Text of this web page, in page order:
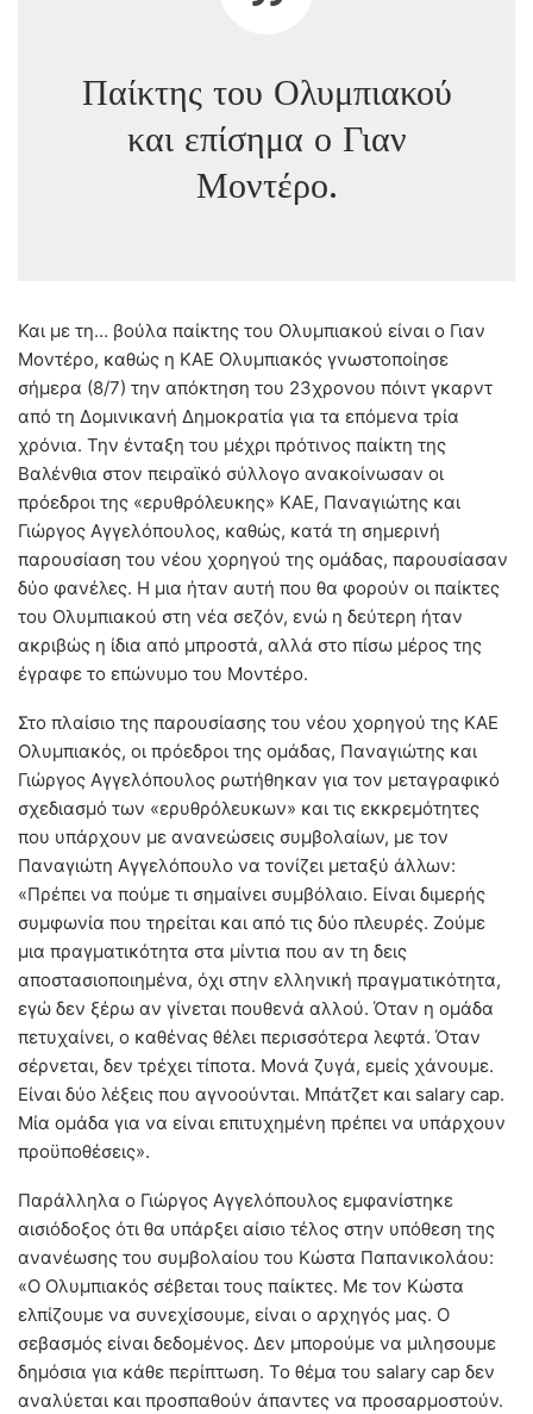
Παίκτης του Ολυμπιακού
και επίσημα ο Γιαν
Μοντέρο.
Και με τη… βούλα παίκτης του Ολυμπιακού είναι ο Γιαν
Μοντέρο, καθώς η ΚΑΕ Ολυμπιακός γνωστοποίησε
σήμερα (8/7) την απόκτηση του 23χρονου πόιντ γκαρντ
από τη Δομινικανή Δημοκρατία για τα επόμενα τρία
χρόνια. Την ένταξη του μέχρι πρότινος παίκτη της
Βαλένθια στον πειραϊκό σύλλογο ανακοίνωσαν οι
πρόεδροι της «ερυθρόλευκης» ΚΑΕ, Παναγιώτης και
Γιώργος Αγγελόπουλος, καθώς, κατά τη σημερινή
παρουσίαση του νέου χορηγού της ομάδας, παρουσίασαν
δύο φανέλες. Η μια ήταν αυτή που θα φορούν οι παίκτες
του Ολυμπιακού στη νέα σεζόν, ενώ η δεύτερη ήταν
ακριβώς η ίδια από μπροστά, αλλά στο πίσω μέρος της
έγραφε το επώνυμο του Μοντέρο.
Στο πλαίσιο της παρουσίασης του νέου χορηγού της ΚΑΕ
Ολυμπιακός, οι πρόεδροι της ομάδας, Παναγιώτης και
Γιώργος Αγγελόπουλος ρωτήθηκαν για τον μεταγραφικό
σχεδιασμό των «ερυθρόλευκων» και τις εκκρεμότητες
που υπάρχουν με ανανεώσεις συμβολαίων, με τον
Παναγιώτη Αγγελόπουλο να τονίζει μεταξύ άλλων:
«Πρέπει να πούμε τι σημαίνει συμβόλαιο. Είναι διμερής
συμφωνία που τηρείται και από τις δύο πλευρές. Ζούμε
μια πραγματικότητα στα μίντια που αν τη δεις
αποστασιοποιημένα, όχι στην ελληνική πραγματικότητα,
εγώ δεν ξέρω αν γίνεται πουθενά αλλού. Όταν η ομάδα
πετυχαίνει, ο καθένας θέλει περισσότερα λεφτά. Όταν
σέρνεται, δεν τρέχει τίποτα. Μονά ζυγά, εμείς χάνουμε.
Είναι δύο λέξεις που αγνοούνται. Μπάτζετ και salary cap.
Μία ομάδα για να είναι επιτυχημένη πρέπει να υπάρχουν
προϋποθέσεις».
Παράλληλα ο Γιώργος Αγγελόπουλος εμφανίστηκε
αισιόδοξος ότι θα υπάρξει αίσιο τέλος στην υπόθεση της
ανανέωσης του συμβολαίου του Κώστα Παπανικολάου:
«Ο Ολυμπιακός σέβεται τους παίκτες. Με τον Κώστα
ελπίζουμε να συνεχίσουμε, είναι ο αρχηγός μας. Ο
σεβασμός είναι δεδομένος. Δεν μπορούμε να μιλησουμε
δημόσια για κάθε περίπτωση. Το θέμα του salary cap δεν
αναλύεται και προσπαθούν άπαντες να προσαρμοστούν.